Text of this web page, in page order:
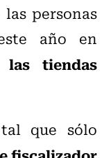
personas
año en
las tiendas
que sólo